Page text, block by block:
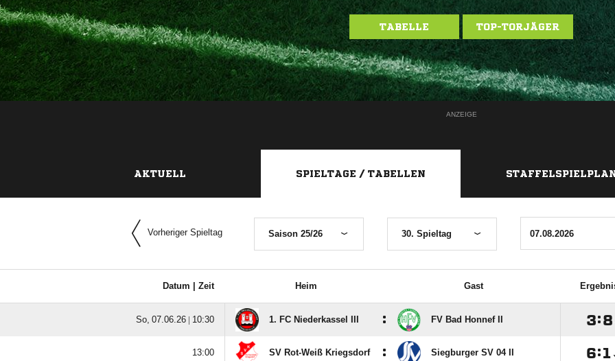
TABELLE TOP-TORJÄGER
ANZEIGE
AKTUELL SPIELTAGE / TABELLEN
Vorheriger Spieltag Saison 25/26 30. Spieltag
Datum | Zeit Heim Gast
  |  1. FC Niederkassel III : FV Bad Honnef II :
 SV Rot-Weiß Kriegsdorf : Siegburger SV 04 II :